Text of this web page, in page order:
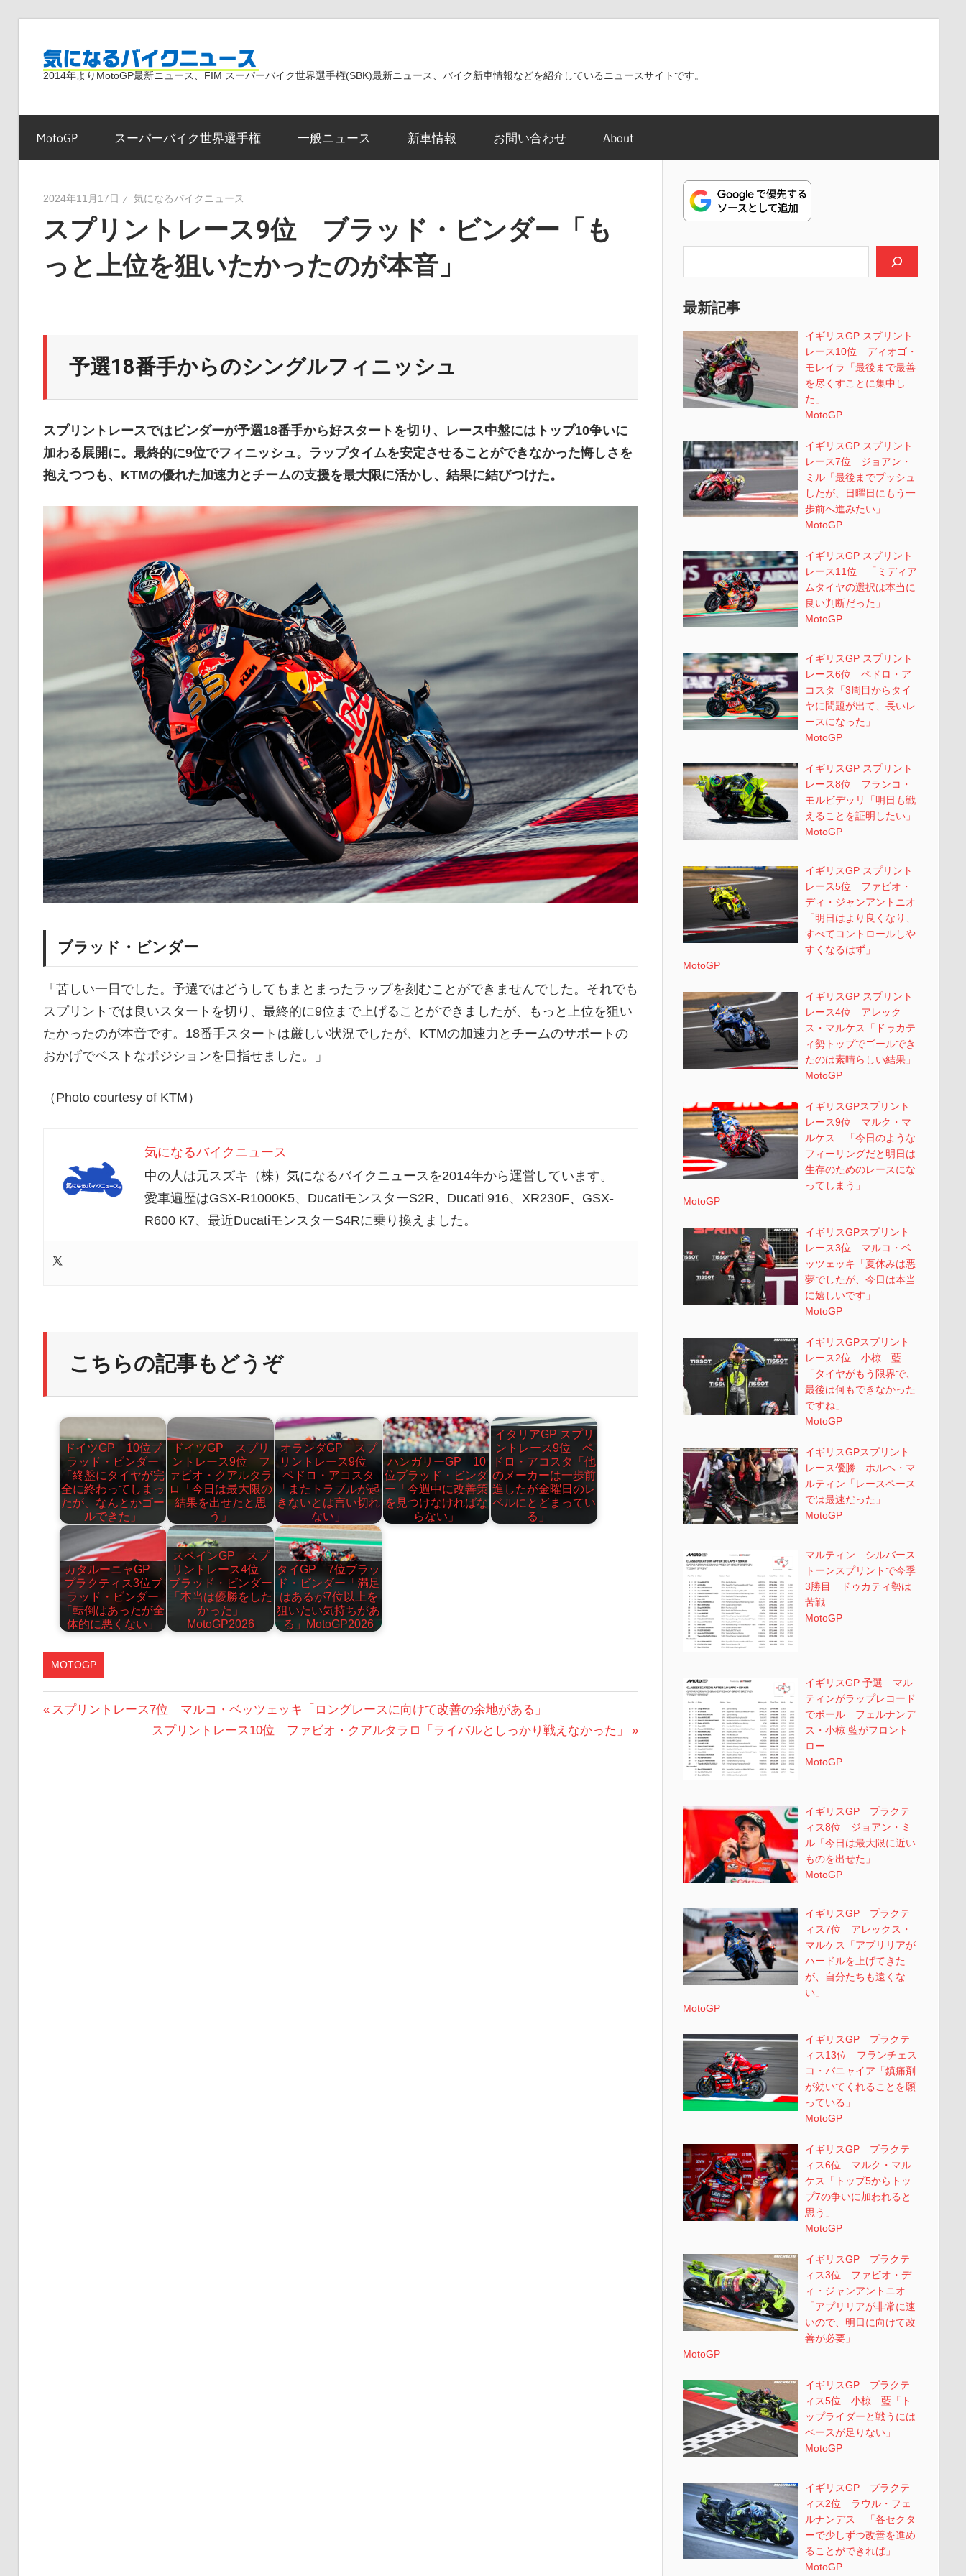
気
に
る
イ
ク
ニ
ュ
ス
2014年よりMotoGP最新ニュース、FIM スーパーバイク世界選手権(SBK)最新ニュース、バイク新車情報などを紹介しているニュースサイトです。
MotoGP スーパーバイク世界選手権 一般ニュース 新車情報 お問い合わせ About
2024年11月17日 気になるバイクニュース
スプリントレース9位 ブラッド・ビンダー「も
っと上位を狙いたかったのが本音」
予選18番手からのシングルフィニッシュ
スプリントレースではビンダーが予選18番手から好スタートを切り、レース中盤にはトップ10争いに
加わる展開に。最終的に9位でフィニッシュ。ラップタイムを安定させることができなかった悔しさを
抱えつつも、KTMの優れた加速力とチームの支援を最大限に活かし、結果に結びつけた。
ブラッド・ビンダー
「苦しい一日でした。予選ではどうしてもまとまったラップを刻むことができませんでした。それでも
スプリントでは良いスタートを切り、最終的に9位まで上げることができましたが、もっと上位を狙い
たかったのが本音です。18番手スタートは厳しい状況でしたが、KTMの加速力とチームのサポートの
おかげでベストなポジションを目指せました。」
（Photo courtesy of KTM）
気になるバイクニュース
中の人は元スズキ（株）気になるバイクニュースを2014年から運営しています。
愛車遍歴はGSX-R1000K5、DucatiモンスターS2R、Ducati 916、XR230F、GSX-
R600 K7、最近DucatiモンスターS4Rに乗り換えました。
こちらの記事もどうぞ
ドイツGP 10位ブ
ラッド・ビンダー
「終盤にタイヤが完
全に終わってしまっ
たが、なんとかゴー
ルできた」
ドイツGP スプリ
ントレース9位 フ
ァビオ・クアルタラ
ロ「今日は最大限の
結果を出せたと思
う」
オランダGP スプ
リントレース9位
ペドロ・アコスタ
「またトラブルが起
きないとは言い切れ
ない」
ハンガリーGP 10
位ブラッド・ビンダ
ー「今週中に改善策
を見つけなければな
らない」
イタリアGP スプリ
ントレース9位 ペ
ドロ・アコスタ「他
のメーカーは一歩前
進したが金曜日のレ
ベルにとどまってい
る」
カタルーニャGP
プラクティス3位ブ
ラッド・ビンダー
「転倒はあったが全
体的に悪くない」
スペインGP スプ
リントレース4位
ブラッド・ビンダー
「本当は優勝をした
かった」
MotoGP2026
タイGP 7位ブラッ
ド・ビンダー「満足
はあるが7位以上を
狙いたい気持ちがあ
る」MotoGP2026
MOTOGP
投
前
スプリントレース7位 マルコ・ベッツェッキ「ロングレースに向けて改善の余地がある」
次
スプリントレース10位 ファビオ・クアルタラロ「ライバルとしっかり戦えなかった」
最新記事
イギリスGP スプリント
レース10位 ディオゴ・
モレイラ「最後まで最善
を尽くすことに集中し
た」
MotoGP
イギリスGP スプリント
レース7位 ジョアン・
ミル「最後までプッシュ
したが、日曜日にもう一
歩前へ進みたい」
MotoGP
イギリスGP スプリント
レース11位 「ミディア
ムタイヤの選択は本当に
良い判断だった」
MotoGP
イギリスGP スプリント
レース6位 ペドロ・ア
コスタ「3周目からタイ
ヤに問題が出て、長いレ
ースになった」
MotoGP
イギリスGP スプリント
レース8位 フランコ・
モルビデッリ「明日も戦
えることを証明したい」
MotoGP
イギリスGP スプリント
レース5位 ファビオ・
ディ・ジャンアントニオ
「明日はより良くなり、
すべてコントロールしや
すくなるはず」
MotoGP
イギリスGP スプリント
レース4位 アレック
ス・マルケス「ドゥカテ
ィ勢トップでゴールでき
たのは素晴らしい結果」
MotoGP
イギリスGPスプリント
レース9位 マルク・マ
ルケス 「今日のような
フィーリングだと明日は
生存のためのレースにな
ってしまう」
MotoGP
イギリスGPスプリント
レース3位 マルコ・ベ
ッツェッキ「夏休みは悪
夢でしたが、今日は本当
に嬉しいです」
MotoGP
イギリスGPスプリント
レース2位 小椋 藍
「タイヤがもう限界で、
最後は何もできなかった
ですね」
MotoGP
イギリスGPスプリント
レース優勝 ホルヘ・マ
ルティン「レースペース
では最速だった」
MotoGP
マルティン シルバース
トーンスプリントで今季
3勝目 ドゥカティ勢は
苦戦
MotoGP
イギリスGP 予選 マル
ティンがラップレコード
でポール フェルナンデ
ス・小椋 藍がフロント
ロー
MotoGP
イギリスGP プラクテ
ィス8位 ジョアン・ミ
ル「今日は最大限に近い
ものを出せた」
MotoGP
イギリスGP プラクテ
ィス7位 アレックス・
マルケス「アプリリアが
ハードルを上げてきた
が、自分たちも遠くな
い」
MotoGP
イギリスGP プラクテ
ィス13位 フランチェス
コ・バニャイア「鎮痛剤
が効いてくれることを願
っている」
MotoGP
イギリスGP プラクテ
ィス6位 マルク・マル
ケス「トップ5からトッ
プ7の争いに加われると
思う」
MotoGP
イギリスGP プラクテ
ィス3位 ファビオ・デ
ィ・ジャンアントニオ
「アプリリアが非常に速
いので、明日に向けて改
善が必要」
MotoGP
イギリスGP プラクテ
ィス5位 小椋 藍「ト
ップライダーと戦うには
ペースが足りない」
MotoGP
イギリスGP プラクテ
ィス2位 ラウル・フェ
ルナンデス 「各セクタ
ーで少しずつ改善を進め
ることができれば」
MotoGP